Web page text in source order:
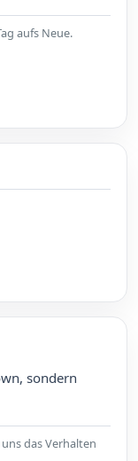
aufs Neue.
sondern
das Verhalten